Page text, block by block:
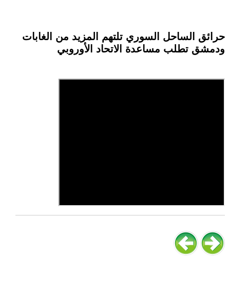
حرائق الساحل السوري تلتهم المزيد من الغابات
ودمشق تطلب مساعدة الاتحاد الأوروبي